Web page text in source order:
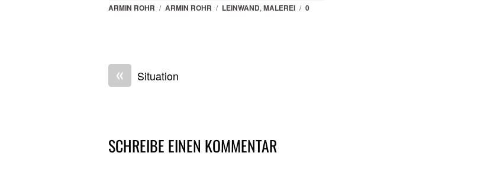
ARMIN ROHR / ARMIN ROHR / LEINWAND, MALEREI / 0
« Situation
SCHREIBE EINEN KOMMENTAR